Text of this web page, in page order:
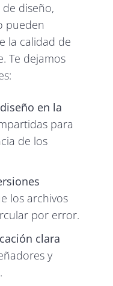
diseño,
pueden
la calidad de
Te dejamos
en la
para
de los
los archivos
por error.
clara
y